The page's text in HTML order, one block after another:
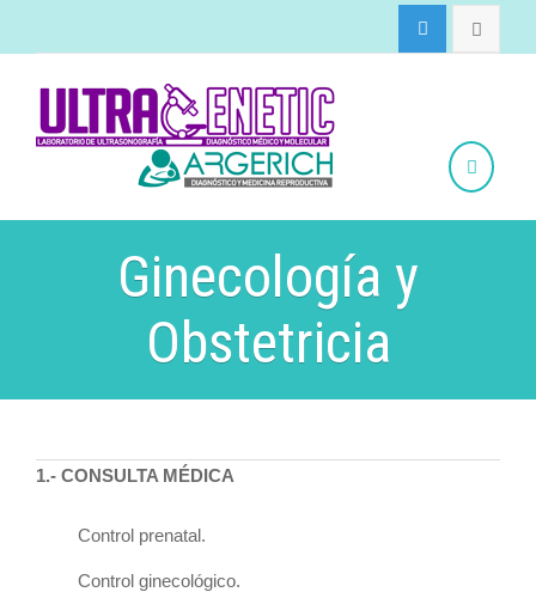
Ginecología y
Obstetricia
1.- CONSULTA MÉDICA
Control prenatal.
Control ginecológico.